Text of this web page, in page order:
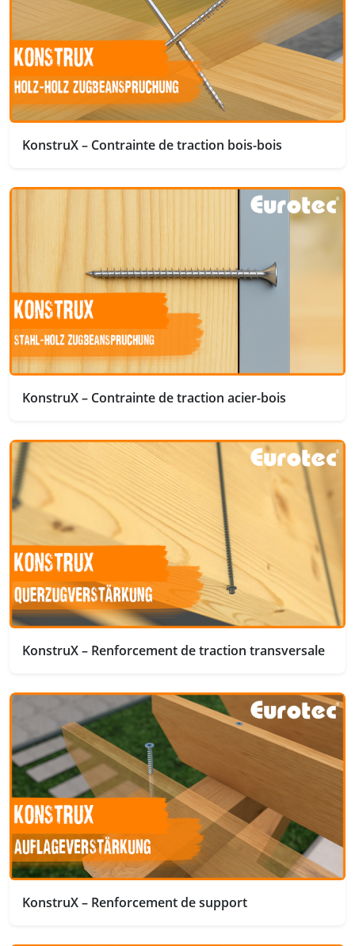
KonstruX – Contrainte de traction bois-bois
KonstruX – Contrainte de traction acier-bois
KonstruX – Renforcement de traction transversale
KonstruX – Renforcement de support